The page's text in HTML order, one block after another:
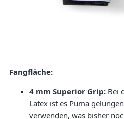
Fangfläche:
4 mm Superior Grip: Bei
Latex ist es Puma
verwenden, was bisher